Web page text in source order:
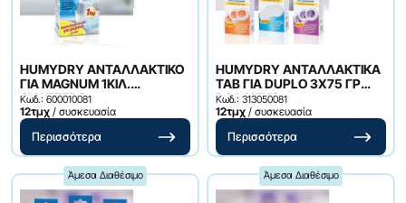
HUMYDRY ΑΝΤΑΛΛΑΚΤΙΚΟ
ΓΙΑ MAGNUM 1KΙΛ.
ΟΥΔΕΤΕΡΟ
Κωδ.: 600010081
12τμχ / συσκευασία
Περισσότερα
HUMYDRY ΑΝΤΑΛΛΑΚΤΙΚΑ
TAB ΓΙΑ DUPLO 3Χ75 ΓΡ
ΡΟΔΑΚΙΝΟ
Κωδ.: 313050081
12τμχ / συσκευασία
Περισσότερα
Άμεσα Διαθέσιμο Άμεσα Διαθέσιμο